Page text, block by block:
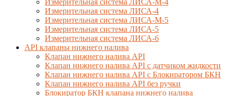
Измерительная система ЛИСА-4
Измерительная система ЛИСА-М-5
Измерительная система ЛИСА-5
Измерительная система ЛИСА-6
API клапаны нижнего налива
Клапан нижнего налива API
Клапан нижнего налива API с датчиком жидкости
Клапан нижнего налива API с Блокиратором БКН
Клапан нижнего налива API без ручки
Блокиратор БКН клапана нижнего налива